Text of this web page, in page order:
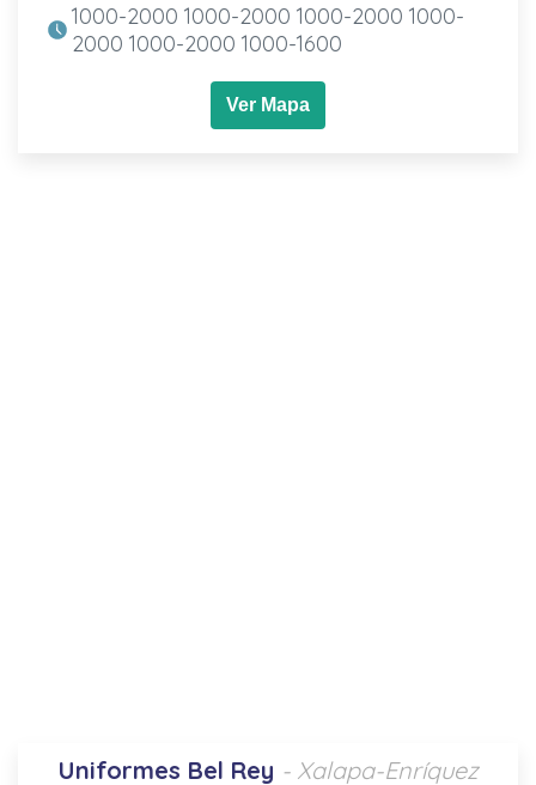
1000-2000 1000-2000 1000-2000 1000-
2000 1000-2000 1000-1600
Ver Mapa
Uniformes Bel Rey - Xalapa-Enríquez